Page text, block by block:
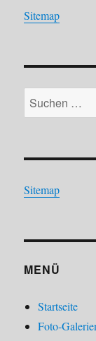
Sitemap
Suchen
nach:
Sitemap
MENÜ
Startseite
Foto-